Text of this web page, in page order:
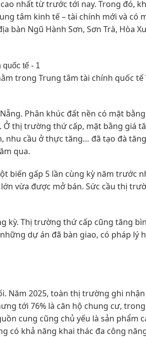
nhất từ trước tới nay. Trong đó,
tâm kinh tế – tài chính mới và có
bàn Ngũ Hành Sơn, Sơn Trà, Hòa
trong Trung tâm tài chính quốc tế
Phân khúc đất nền có mặt
Ở thị trường thứ cấp, mặt bằng giá
nhu cầu ở thực tăng… đã tạo đà
qua.
biến gấp 5 lần cùng kỳ năm trước
vừa được mở bán. Sức cầu thị
kỳ. Thị trường thứ cấp cũng tăng
dự án đã bàn giao, có pháp lý
Năm 2025, toàn thị trường ghi
tới 76% là căn hộ chung cư,
cung cũng chủ yếu là sản phẩm
có khả năng khai thác đa công